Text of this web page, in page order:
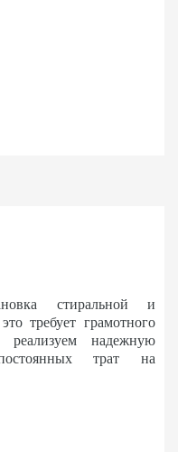
стиральной и
требует грамотного
реализуем надежную
трат на